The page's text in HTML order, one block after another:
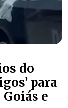
do
para
e